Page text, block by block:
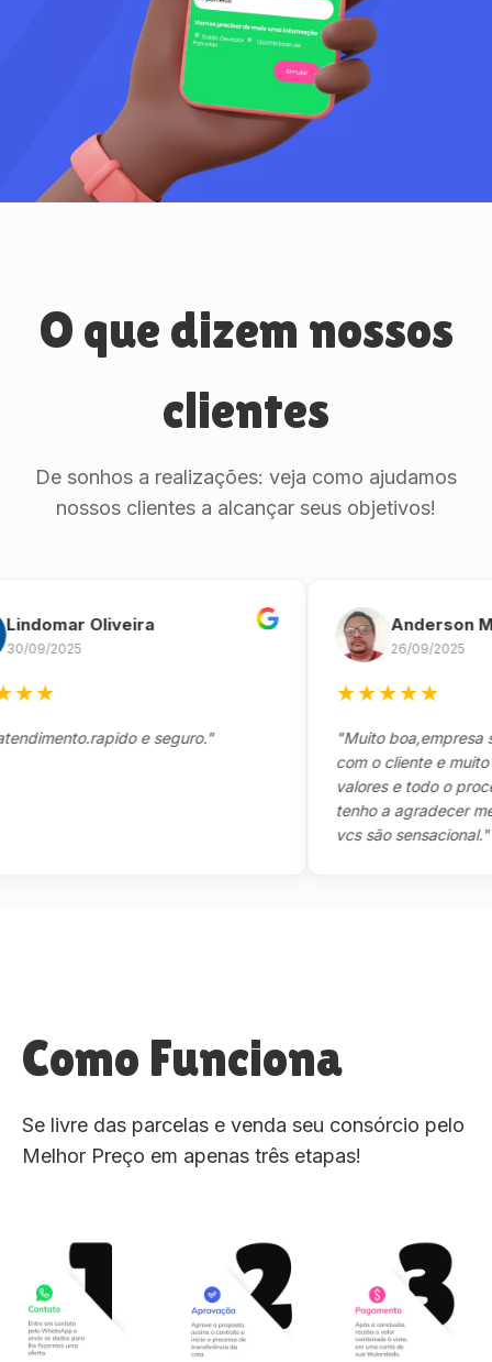
O que dizem nossos
clientes
De sonhos a realizações: veja como ajudamos
nossos clientes a alcançar seus objetivos!
Oliveira
2025
e seguro."
Anderson
26/09/2025
★★★
"Muito boa,empresa séria
com o cliente e muito
valores e todo o processo
tenho a agradecer
vcs são sensacional."
Como Funciona
Se livre das parcelas e venda seu consórcio pelo
Melhor Preço em apenas três etapas!